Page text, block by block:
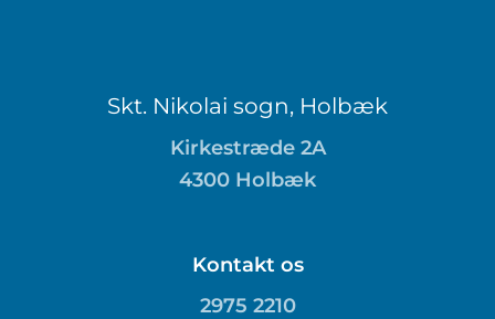
Skt. Nikolai sogn, Holbæk
Kirkestræde 2A
4300 Holbæk
Kontakt os
2975 2210